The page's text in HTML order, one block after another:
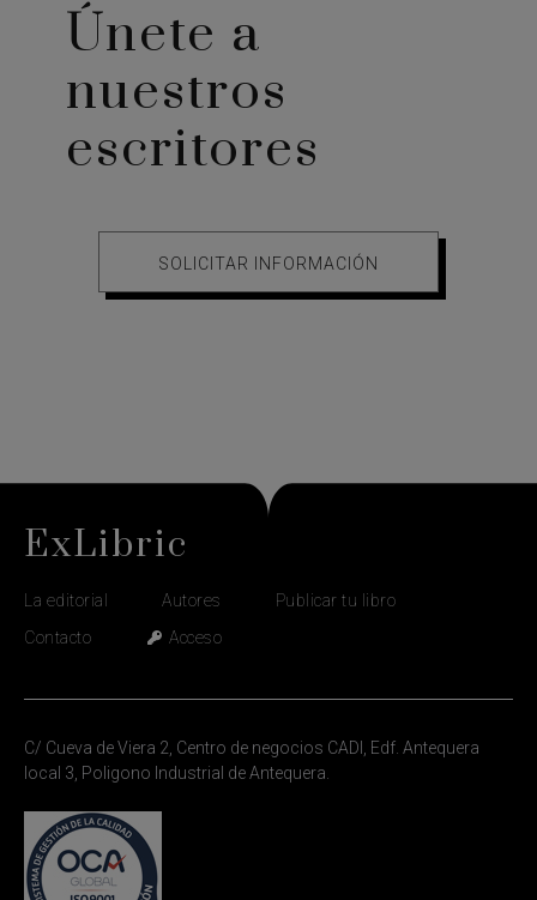
Únete a
nuestros
escritores
SOLICITAR INFORMACIÓN
ExLibric
La editorial Autores
Publicar tu libro
Contacto
Acceso
C/ Cueva de Viera 2, Centro de negocios CADI, Edf. Antequera
local 3, Poligono Industrial de Antequera.